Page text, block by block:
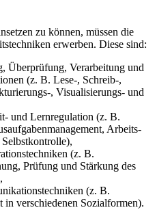
zu können, müssen die
erwerben. Diese sind:
Überprüfung, Verarbeitung und
(z. B. Lese-, Schreib-,
, Visualisierungs- und
und Lernregulation (z. B.
Arbeits-
(z. B.
Prüfung und Stärkung des
(z. B.
in verschiedenen Sozialformen).